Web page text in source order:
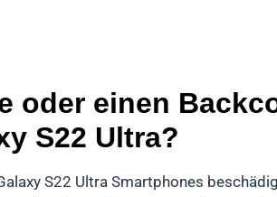
oder einen
S22 Ultra?
S22 Ultra Smartphones